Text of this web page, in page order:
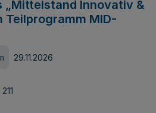
„Mittelstand Innovativ &
Teilprogramm MID-
29.11.2026
211